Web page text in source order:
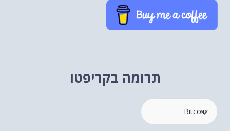
תרומה בקריפטו